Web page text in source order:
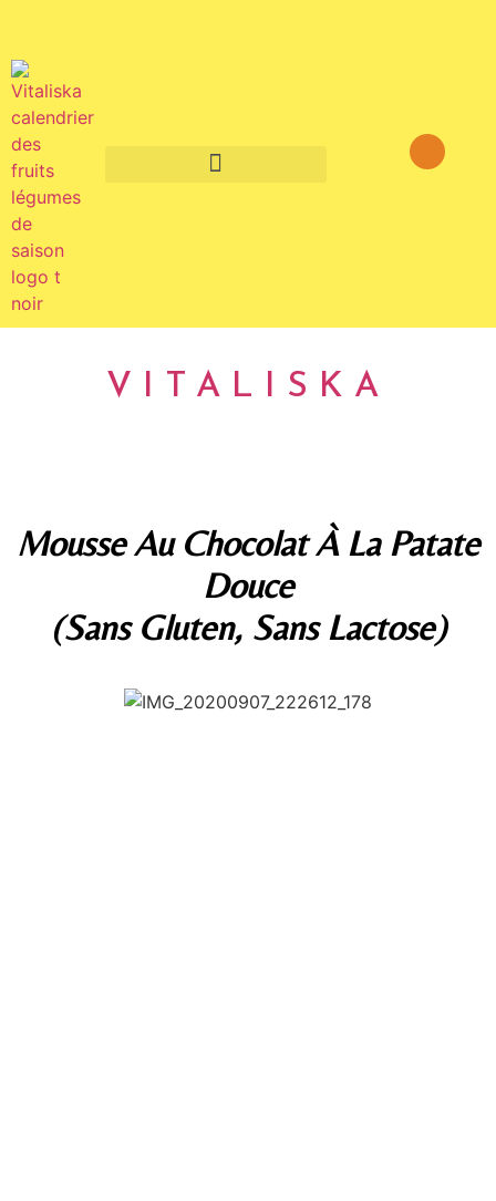
VITALISKA
Mousse Au Chocolat À La Patate
Douce
(sans Gluten, Sans Lactose)